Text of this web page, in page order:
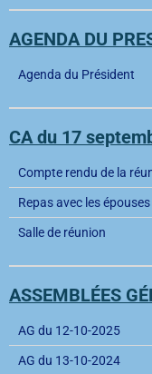
AGENDA DU
Agenda du Président
CA du 17
Compte rendu de la
Repas avec les épouses
Salle de réunion
ASSEMBLÉES
AG du 12-10-2025
AG du 13-10-2024